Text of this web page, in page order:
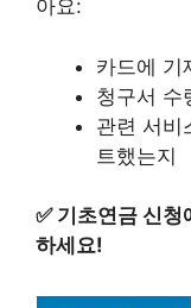
아요:
카드에 기
청구서 수
관련 서비
트했는지
✅ 기초연금 신청
하세요!